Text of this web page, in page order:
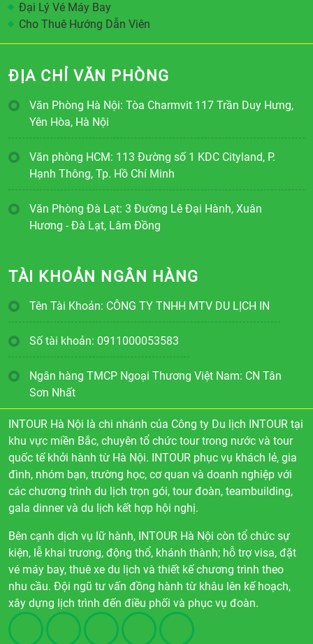
Đại Lý Vé Máy Bay
Cho Thuê Hướng Dẫn Viên
ĐỊA CHỈ VĂN PHÒNG
Văn Phòng Hà Nội: Tòa Charmvit 117 Trần Duy Hưng,
Yên Hòa, Hà Nội
Văn phòng HCM: 113 Đường số 1 KDC Cityland, P.
Hạnh Thông, Tp. Hồ Chí Minh
Văn Phòng Đà Lạt: 3 Đường Lê Đại Hành, Xuân
Hương - Đà Lạt, Lâm Đồng
TÀI KHOẢN NGÂN HÀNG
Tên Tài Khoản: CÔNG TY TNHH MTV DU LỊCH IN
Số tài khoản: 0911000053583
Ngân hàng TMCP Ngoại Thương Việt Nam: CN Tân
Sơn Nhất
INTOUR Hà Nội là chi nhánh của Công ty Du lịch INTOUR tại
khu vực miền Bắc, chuyên tổ chức tour trong nước và tour
quốc tế khởi hành từ Hà Nội. INTOUR phục vụ khách lẻ, gia
đình, nhóm bạn, trường học, cơ quan và doanh nghiệp với
các chương trình du lịch trọn gói, tour đoàn, teambuilding,
gala dinner và du lịch kết hợp hội nghị.
Bên cạnh dịch vụ lữ hành, INTOUR Hà Nội còn tổ chức sự
kiện, lễ khai trương, động thổ, khánh thành; hỗ trợ visa, đặt
vé máy bay, thuê xe du lịch và thiết kế chương trình theo
nhu cầu. Đội ngũ tư vấn đồng hành từ khâu lên kế hoạch,
xây dựng lịch trình đến điều phối và phục vụ đoàn.